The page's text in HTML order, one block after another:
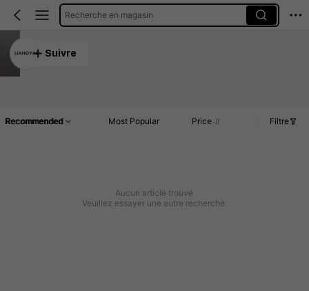
Recherche en magasin
Suivre
Recommended Most Popular Price Filtre
Aucun article trouvé
Veuillez essayer une autre recherche.